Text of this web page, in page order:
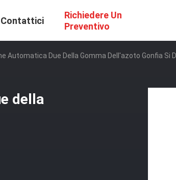
Contattici
Richiedere Un
Preventivo
Automatica Due Della Gomma Dell'azoto Gonfia Si
della